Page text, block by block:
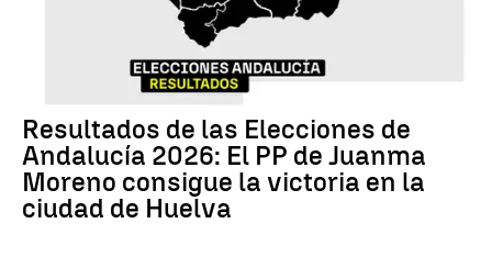
Resultados de las Elecciones de
Andalucía 2026: El PP de Juanma
Moreno consigue la victoria en la
ciudad de Huelva